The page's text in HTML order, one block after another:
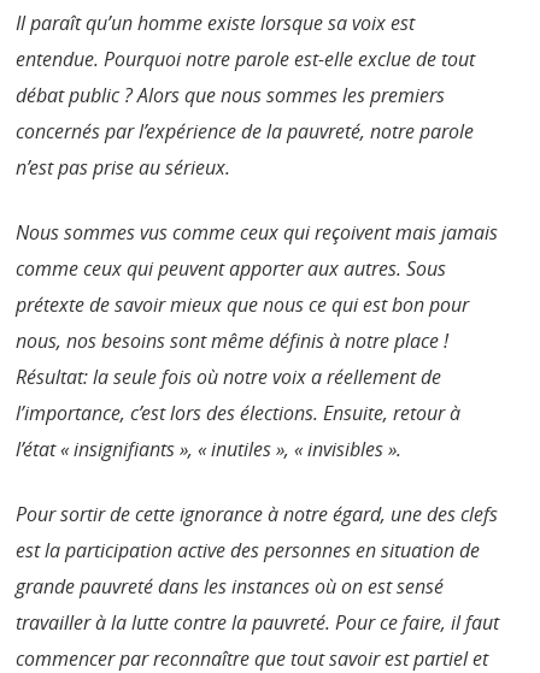
Il paraît qu’un homme existe lorsque sa voix est
entendue. Pourquoi notre parole est-elle exclue de tout
débat public ? Alors que nous sommes les premiers
concernés par l’expérience de la pauvreté, notre parole
n’est pas prise au sérieux.
Nous sommes vus comme ceux qui reçoivent mais jamais
comme ceux qui peuvent apporter aux autres. Sous
prétexte de savoir mieux que nous ce qui est bon pour
nous, nos besoins sont même définis à notre place !
Résultat: la seule fois où notre voix a réellement de
l’importance, c’est lors des élections. Ensuite, retour à
l’état « insignifiants », « inutiles », « invisibles ».
Pour sortir de cette ignorance à notre égard, une des clefs
est la participation active des personnes en situation de
grande pauvreté dans les instances où on est sensé
travailler à la lutte contre la pauvreté. Pour ce faire, il faut
commencer par reconnaître que tout savoir est partiel et